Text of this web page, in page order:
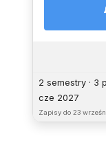
2 semestry · 3
cze 2027
Zapisy do 23